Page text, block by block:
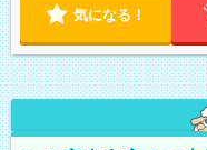
気になる！